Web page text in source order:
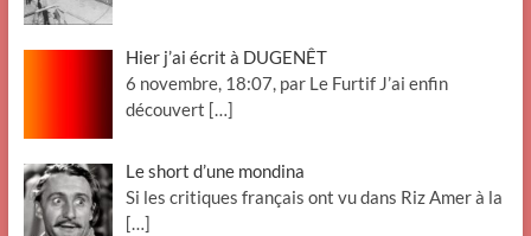
Hier j’ai écrit à DUGENÊT
6 novembre, 18:07, par Le Furtif J’ai enfin
découvert […]
Le short d’une mondina
Si les critiques français ont vu dans Riz Amer à la
[…]